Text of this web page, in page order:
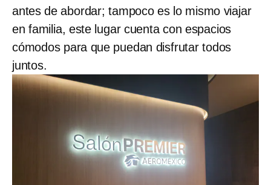
antes de abordar; tampoco es lo mismo viajar
en familia, este lugar cuenta con espacios
cómodos para que puedan disfrutar todos
juntos.